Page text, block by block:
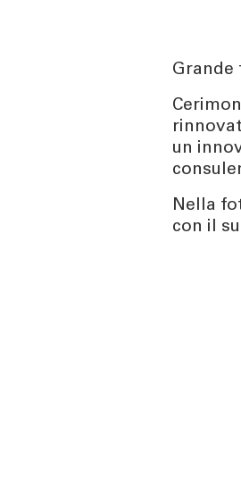
Grande
un
Nella
con il